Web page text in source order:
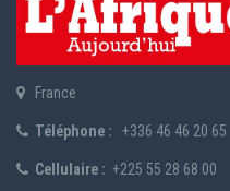
France
Téléphone : +336 46 46 20 65
Cellulaire : +225 55 28 68 00